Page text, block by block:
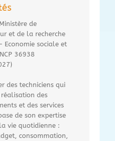
de
et de la recherche
Economie sociale et
36938
des techniciens qui
des
et des services
de son expertise
vie quotidienne :
consommation,